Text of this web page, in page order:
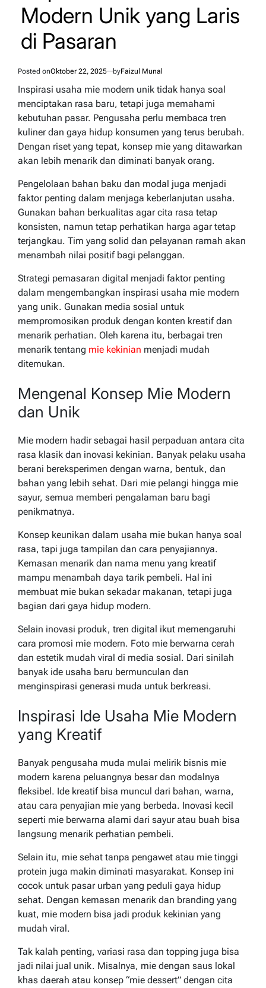
Modern Unik yang Laris
di Pasaran
Posted onOktober 22, 2025 byFaizul Munal
Inspirasi usaha mie modern unik tidak hanya soal
menciptakan rasa baru, tetapi juga memahami
kebutuhan pasar. Pengusaha perlu membaca tren
kuliner dan gaya hidup konsumen yang terus berubah.
Dengan riset yang tepat, konsep mie yang ditawarkan
akan lebih menarik dan diminati banyak orang.
Pengelolaan bahan baku dan modal juga menjadi
faktor penting dalam menjaga keberlanjutan usaha.
Gunakan bahan berkualitas agar cita rasa tetap
konsisten, namun tetap perhatikan harga agar tetap
terjangkau. Tim yang solid dan pelayanan ramah akan
menambah nilai positif bagi pelanggan.
Strategi pemasaran digital menjadi faktor penting
dalam mengembangkan inspirasi usaha mie modern
yang unik. Gunakan media sosial untuk
mempromosikan produk dengan konten kreatif dan
menarik perhatian. Oleh karena itu, berbagai tren
menarik tentang mie kekinian menjadi mudah
ditemukan.
Mengenal Konsep Mie Modern
dan Unik
Mie modern hadir sebagai hasil perpaduan antara cita
rasa klasik dan inovasi kekinian. Banyak pelaku usaha
berani bereksperimen dengan warna, bentuk, dan
bahan yang lebih sehat. Dari mie pelangi hingga mie
sayur, semua memberi pengalaman baru bagi
penikmatnya.
Konsep keunikan dalam usaha mie bukan hanya soal
rasa, tapi juga tampilan dan cara penyajiannya.
Kemasan menarik dan nama menu yang kreatif
mampu menambah daya tarik pembeli. Hal ini
membuat mie bukan sekadar makanan, tetapi juga
bagian dari gaya hidup modern.
Selain inovasi produk, tren digital ikut memengaruhi
cara promosi mie modern. Foto mie berwarna cerah
dan estetik mudah viral di media sosial. Dari sinilah
banyak ide usaha baru bermunculan dan
menginspirasi generasi muda untuk berkreasi.
Inspirasi Ide Usaha Mie Modern
yang Kreatif
Banyak pengusaha muda mulai melirik bisnis mie
modern karena peluangnya besar dan modalnya
fleksibel. Ide kreatif bisa muncul dari bahan, warna,
atau cara penyajian mie yang berbeda. Inovasi kecil
seperti mie berwarna alami dari sayur atau buah bisa
langsung menarik perhatian pembeli.
Selain itu, mie sehat tanpa pengawet atau mie tinggi
protein juga makin diminati masyarakat. Konsep ini
cocok untuk pasar urban yang peduli gaya hidup
sehat. Dengan kemasan menarik dan branding yang
kuat, mie modern bisa jadi produk kekinian yang
mudah viral.
Tak kalah penting, variasi rasa dan topping juga bisa
jadi nilai jual unik. Misalnya, mie dengan saus lokal
khas daerah atau konsep “mie dessert” dengan cita